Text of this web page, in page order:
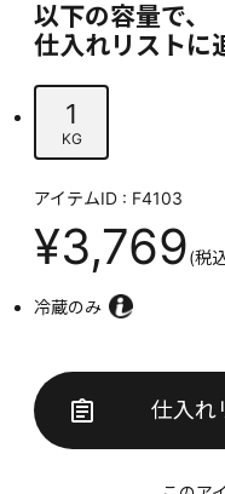
以下の容量で、
仕入れリストに
1
KG
アイテムID : F4103
¥3,769(税
冷蔵のみ
仕入れ